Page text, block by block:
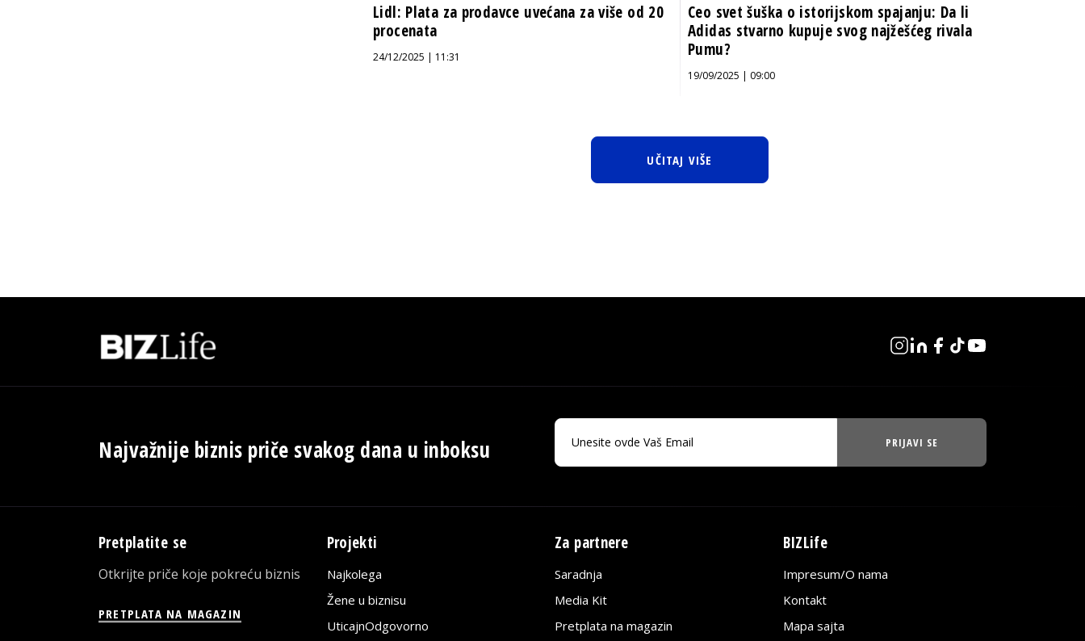
Lidl: Plata za prodavce uvećana za više od 20
procenata
24/12/2025 | 11:31
Ceo svet šuška o istorijskom spajanju: Da li
Adidas stvarno kupuje svog najžešćeg rivala
Pumu?
19/09/2025 | 09:00
UČITAJ VIŠE
Najvažnije biznis priče svakog dana u inboksu PRIJAVI SE
Pretplatite se
Otkrijte priče koje pokreću biznis
PRETPLATA NA MAGAZIN
Projekti
Najkolega
Žene u biznisu
UticajnOdgovorno
Za partnere
Saradnja
Media Kit
Pretplata na magazin
BIZLife
Impresum/O nama
Kontakt
Mapa sajta